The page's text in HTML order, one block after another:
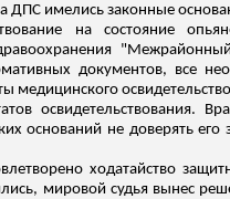
ДПС имелись законные
на состояние
документов, все
медицинского
освидетельствования.
оснований не доверять
ходатайство
мировой судья вынес